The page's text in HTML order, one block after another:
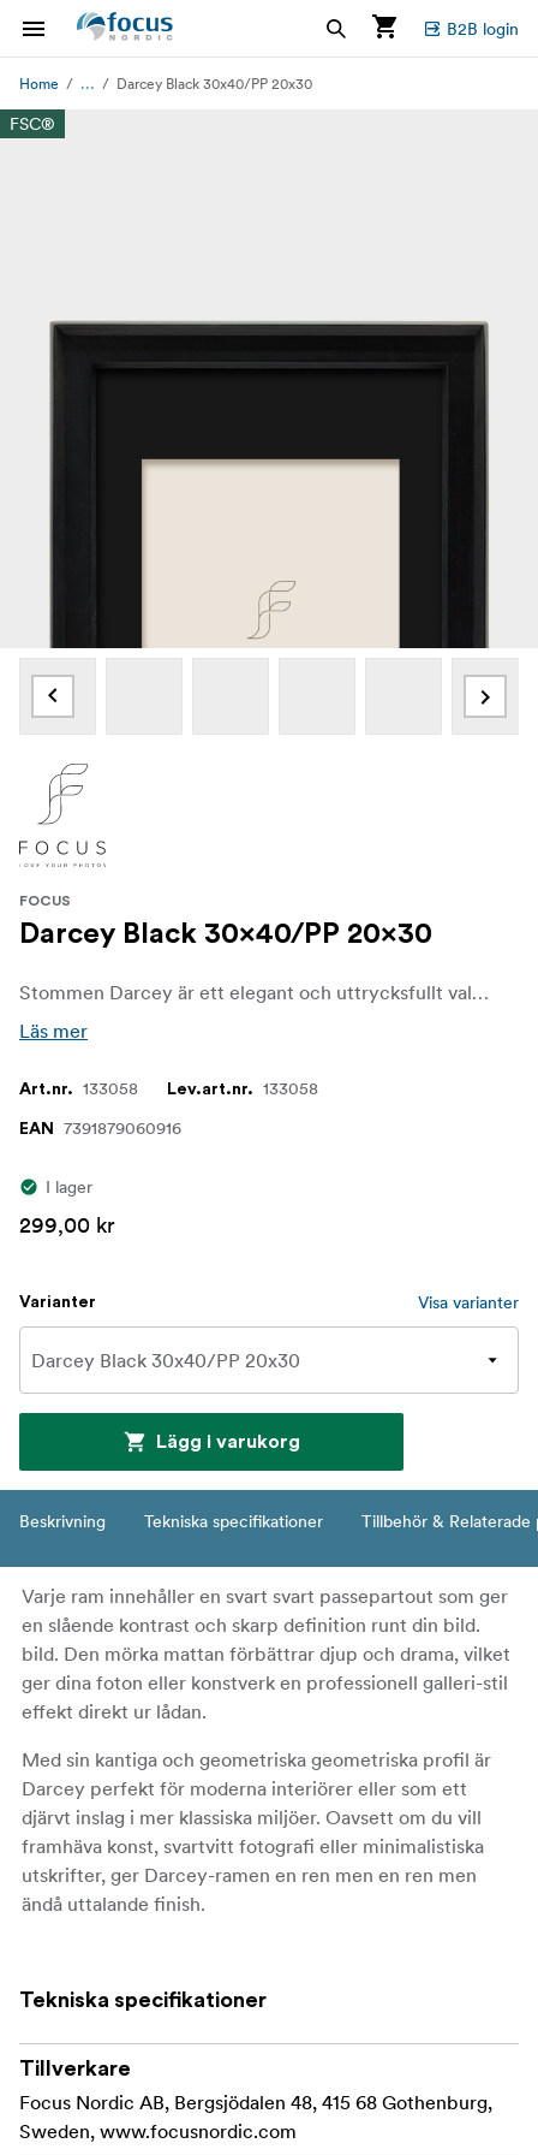
B2B login
Home ... Darcey Black 30x40/PP 20x30
FSC®
FOCUS
Darcey Black 30x40/PP 20x30
Stommen Darcey är ett elegant och uttrycksfullt val tillverkat av FSC®-certifierad svartmålad furu, som kombinerar naturlig textur med en raffinerad finish. Med en skarpt skulpterad silhuett och distinkta profildimensioner - 25 mm bred och 20 mm mm djup - erbjuder Darcey både djup och designkaraktär som förhöjer alla visuella presentation.
Läs mer
Art.nr. 133058 Lev.art.nr. 133058
EAN 7391879060916
I lager
299,00 kr
Varianter Visa varianter
Lägg i varukorg
Beskrivning Tekniska specifikationer Tillbehör & Relaterade
Varje ram innehåller en svart svart passepartout som ger
en slående kontrast och skarp definition runt din bild.
bild. Den mörka mattan förbättrar djup och drama, vilket
ger dina foton eller konstverk en professionell galleri-stil
effekt direkt ur lådan.
Med sin kantiga och geometriska geometriska profil är
Darcey perfekt för moderna interiörer eller som ett
djärvt inslag i mer klassiska miljöer. Oavsett om du vill
framhäva konst, svartvitt fotografi eller minimalistiska
utskrifter, ger Darcey-ramen en ren men en ren men
ändå uttalande finish.
24 × 30 cm, kan ramen användas antingen fristående
eller väggmonterad i både stående och liggande
orientering.
Nyckelfunktioner:
Tekniska specifikationer
Tillverkare
Focus Nordic AB, Bergsjödalen 48, 415 68 Gothenburg,
Sweden, www.focusnordic.com